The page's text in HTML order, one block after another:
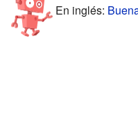
En inglés: